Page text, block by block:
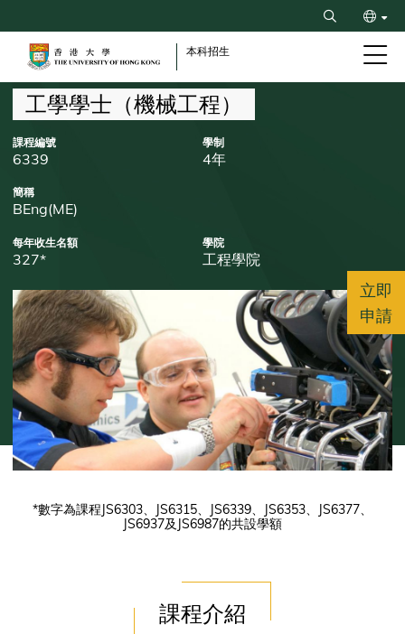
to
content
Search
简
本科招生
Breadcrumb
工學學士（機械工程）
課程編號
6339
學制
4年
簡稱
BEng(ME)
每年收生名額
327*
學院
工程學院
*數字為課程JS6303、JS6315、JS6339、JS6353、JS6377、
JS6937及JS6987的共設學額
課程介紹
立即
申請